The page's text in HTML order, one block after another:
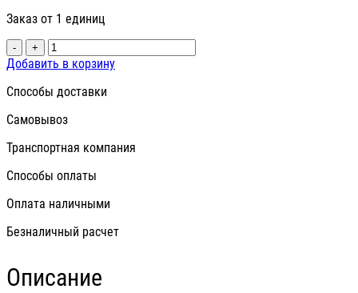
Заказ от 1 единиц
- +
Добавить в корзину
Способы доставки
Самовывоз
Транспортная компания
Способы оплаты
Оплата наличными
Безналичный расчет
Описание